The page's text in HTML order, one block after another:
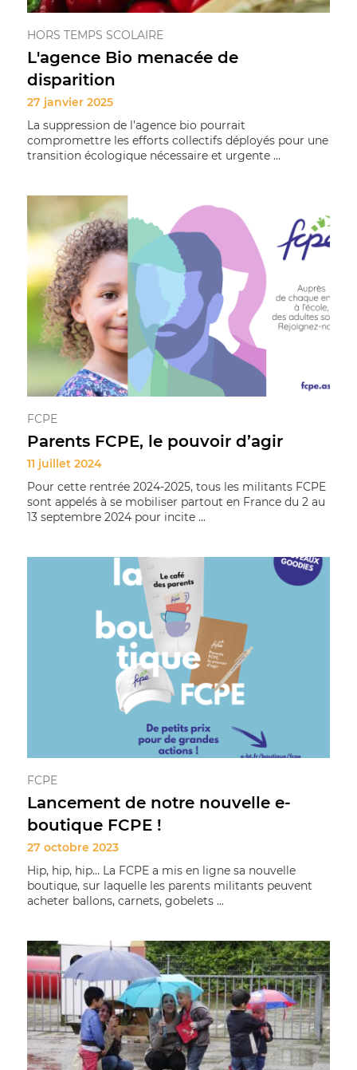
HORS TEMPS SCOLAIRE
L'agence Bio menacée de
disparition
27 janvier 2025
La suppression de l’agence bio pourrait
compromettre les efforts collectifs déployés pour une
transition écologique nécessaire et urgente ...
FCPE
Parents FCPE, le pouvoir d’agir
11 juillet 2024
Pour cette rentrée 2024-2025, tous les militants FCPE
sont appelés à se mobiliser partout en France du 2 au
13 septembre 2024 pour incite ...
FCPE
Lancement de notre nouvelle e-
boutique FCPE !
27 octobre 2023
Hip, hip, hip… La FCPE a mis en ligne sa nouvelle
boutique, sur laquelle les parents militants peuvent
acheter ballons, carnets, gobelets ...